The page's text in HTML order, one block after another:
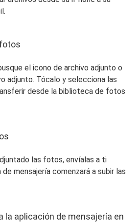
el icono de archivo adjunto o
adjunto. Tócalo y selecciona las
desde la biblioteca de fotos
las fotos, envíalas a ti
mensajería comenzará a subir las
la aplicación de mensajería en